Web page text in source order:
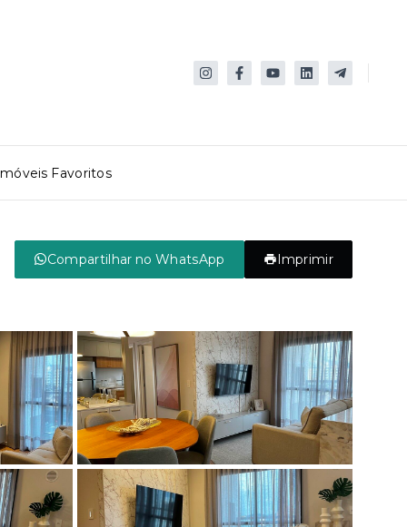
Favoritos
Compartilhar no WhatsApp Imprimir